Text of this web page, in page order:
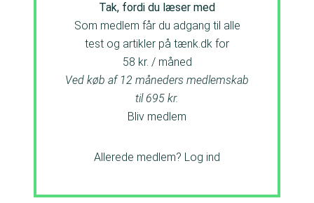
Tak, fordi du læser med
Som medlem får du adgang til alle
test og artikler på tænk.dk for
58 kr. / måned
Ved køb af 12 måneders medlemskab
til 695 kr.
Bliv medlem
Allerede medlem? Log ind